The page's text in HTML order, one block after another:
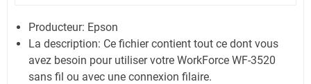
Producteur: Epson
La description: Ce fichier contient tout ce dont vous
avez besoin pour utiliser votre WorkForce WF-3520
sans fil ou avec une connexion filaire.